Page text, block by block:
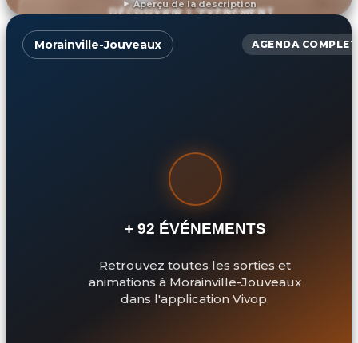
Aperçu de la description
DÉCOUVRIR L'ÉVÉNEMENT
Morainville-Jouveaux AGENDA COMPLET
+ 92 ÉVÉNEMENTS
Retrouvez toutes les sorties et
animations à Morainville-Jouveaux
dans l'application Vivop.